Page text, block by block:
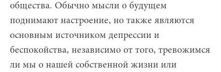
общества. Обычно мысли о будущем
поднимают настроение, но также являются
основным источником депрессии и
беспокойства, независимо от того, тревожимся
ли мы о нашей собственной жизни или